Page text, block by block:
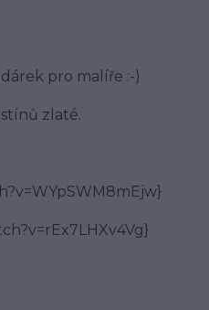
pro malíře :-)
zlaté.